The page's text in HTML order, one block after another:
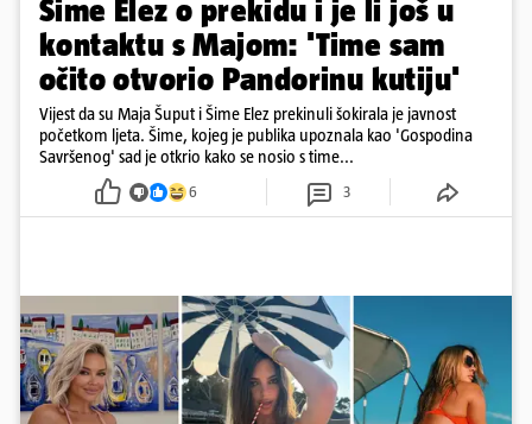
Šime Elez o prekidu i je li još u
kontaktu s Majom: 'Time sam
očito otvorio Pandorinu kutiju'
Vijest da su Maja Šuput i Šime Elez prekinuli šokirala je javnost
početkom ljeta. Šime, kojeg je publika upoznala kao 'Gospodina
Savršenog' sad je otkrio kako se nosio s time...
6 3